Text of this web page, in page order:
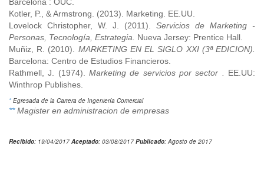
Kotler, P., & Armstrong. (2013). Marketing. EE.UU.
Lovelock Christopher, W. J. (2011). Servicios de Marketing -
Personas, Tecnología, Estrategia.
Nueva Jersey: Prentice Hall.
Muñiz, R. (2010). MARKETING EN EL SIGLO XXI (3ª EDICION).
Barcelona: Centro de Estudios Financieros.
Rathmell, J. (1974). Marketing de servicios por sector .
EE.UU:
Winthrop Publishes.
* Egresada de la Carrera de Ingeniería Comercial
**Magister en administracion de empresas
Recibido: 19/04/2017 Aceptado: 03/08/2017 Publicado: Agosto de 2017